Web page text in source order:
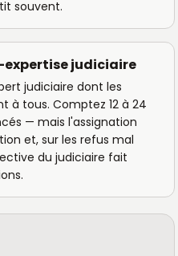
souvent.
expertise judiciaire
judiciaire dont les
à tous. Comptez 12 à 24
— mais l'assignation
et, sur les refus mal
du judiciaire fait